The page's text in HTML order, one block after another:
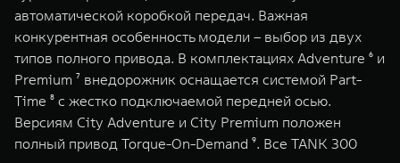
автоматической коробкой передач. Важная
конкурентная особенность модели – выбор из двух
типов полного привода. В комплектациях Adventure ⁶ и
Premium ⁷ внедорожник оснащается системой Part-
Time ⁸ с жестко подключаемой передней осью.
Версиям City Adventure и City Premium положен
полный привод Torque-On-Demand ⁹. Все TANK 300